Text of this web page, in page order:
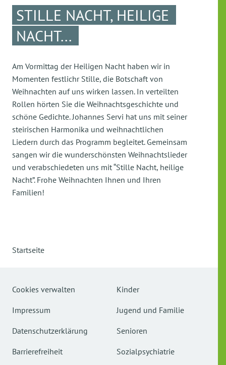
STILLE NACHT, HEILIGE
NACHT...
Am Vormittag der Heiligen Nacht haben wir in
Momenten festlichr Stille, die Botschaft von
Weihnachten auf uns wirken lassen. In verteilten
Rollen hörten Sie die Weihnachtsgeschichte und
schöne Gedichte. Johannes Servi hat uns mit seiner
steirischen Harmonika und weihnachtlichen
Liedern durch das Programm begleitet. Gemeinsam
sangen wir die wunderschönsten Weihnachtslieder
und verabschiedeten uns mit “Stille Nacht, heilige
Nacht”. Frohe Weihnachten Ihnen und Ihren
Familien!
Startseite
Cookies verwalten
Impressum
Datenschutzerklärung
Barrierefreiheit
Kinder
Jugend und Familie
Senioren
Sozialpsychiatrie